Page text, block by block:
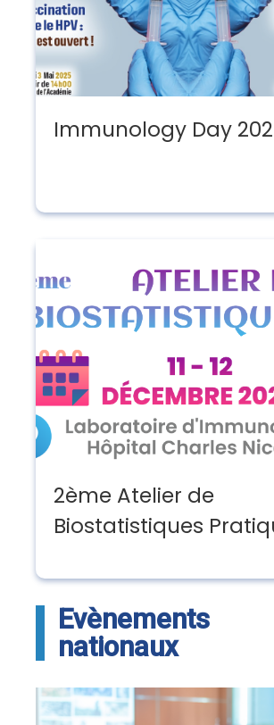
Immunology Day
2ème Atelier de
Biostatistiques
Evènements
nationaux